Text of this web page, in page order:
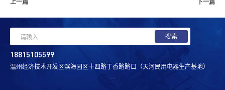
18815105599
温州经济技术开发区滨海园区十四路丁香路路口（天河民用电器生产基地）